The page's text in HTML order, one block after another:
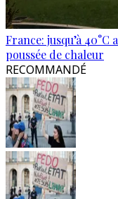
France: jusqu’à
poussée de chaleur
RECOMMANDÉ